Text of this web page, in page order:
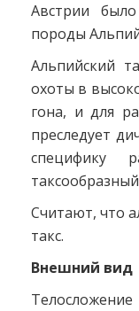
Австрии
породы
Альпийский
охоты в
гона, и для
преследует
специфику
Считают, что
такс.
Внешний вид